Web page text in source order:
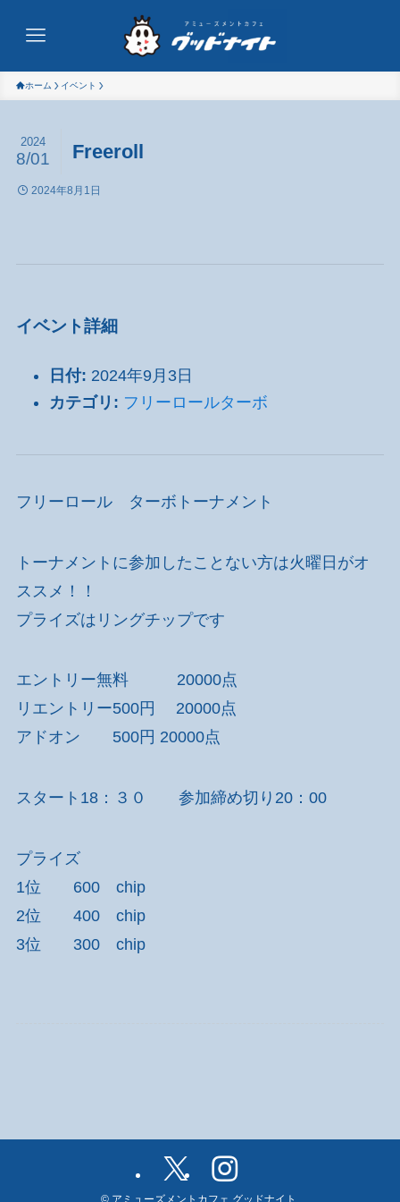
ホーム イベント
Freeroll
2024
8/01
2024年8月1日
イベント詳細
日付: 2024年9月3日
カテゴリ: フリーロールターボ
フリーロール ターボトーナメント
トーナメントに参加したことない方は火曜日がオ
ススメ！！
プライズはリングチップです
エントリー無料 20000点
リエントリー500円 20000点
アドオン 500円 20000点
スタート18：３０ 参加締め切り20：00
プライズ
1位 600 chip
2位 400 chip
3位 300 chip
© アミューズメントカフェ グッドナイト.